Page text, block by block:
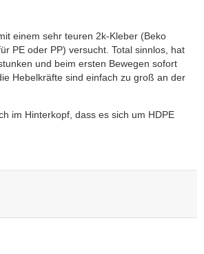
einem sehr teuren 2k-Kleber (Beko
PE oder PP) versucht. Total sinnlos, hat
und beim ersten Bewegen sofort
Hebelkräfte sind einfach zu groß an der
im Hinterkopf, dass es sich um HDPE